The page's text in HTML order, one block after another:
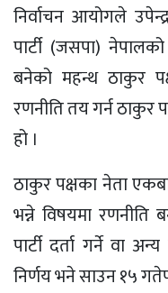
निर्वाचन आयोगले
पार्टी (जसपा)
बनेको महन्थ ठाकुर
रणनीति तय गर्न
हो ।
ठाकुर पक्षका नेता
भन्ने विषयमा
पार्टी दर्ता गर्ने वा
निर्णय भने साउन १५